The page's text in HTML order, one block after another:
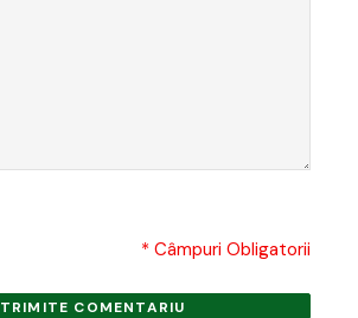
* Câmpuri Obligatorii
TRIMITE COMENTARIU